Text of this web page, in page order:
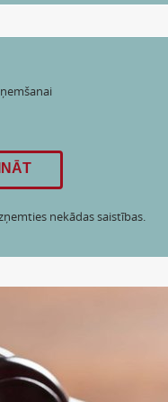
nekādas saistības.